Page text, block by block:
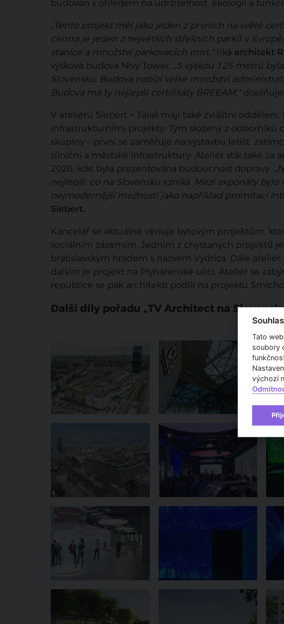
budován s ohledem na udržitelnost, ekologii a
„Tento projekt měl jako jeden z prvních na světě
centra je jeden z největších střešních parků v
stanice a množství parkovacích míst,“říká architekt
výšková budova Nivy Tower. „S výškou 125 metrů
Slovensku. Budova nabízí velké množství
Budova má ty nejlepší certifikáty BREEAM,“doplňuje
V ateliéru Siebert + Talaš mají také zvláštní
infrastrukturními projekty. Tým složený z odborníků
skupiny - první se zaměřuje na výstavbu letišť,
silniční a městské infrastruktury. Ateliér stál také za
2020, kde byla prezentována budoucnost dopravy.
nejlepší, co na Slovensku vzniká. Mezi exponáty
nejmodernější možnosti jako například promítací
Siebert.
Kancelář se aktuálně věnuje bytovým projektům,
sociálním zázemím. Jedním z chystaných projektů
bratislavským hradem s názvem Vydrica. Dále
dalším je projekt na Plynárenské ulici. Ateliér se
republice se pak architekti podílí na projektu
Další díly pořadu „TV Architect na
Tato
soubory
výchozí